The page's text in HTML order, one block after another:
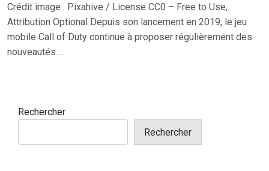
Crédit image : Pixahive / License CC0 – Free to Use,
Attribution Optional Depuis son lancement en 2019, le jeu
mobile Call of Duty continue à proposer régulièrement des
nouveautés….
Rechercher
Rechercher